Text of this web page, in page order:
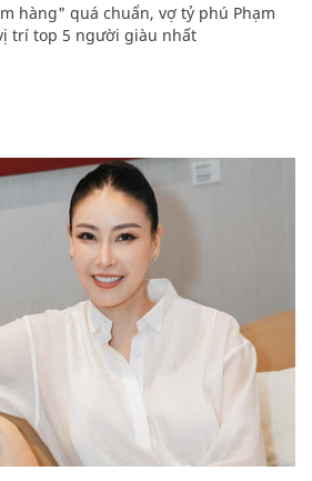
hàng" quá chuẩn, vợ tỷ phú Phạm
trí top 5 người giàu nhất